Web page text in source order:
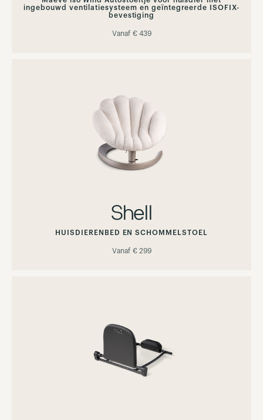
ingebouwd ventilatiesysteem en geïntegreerde ISOFIX-
bevestiging
Vanaf € 439
Shell
HUISDIERENBED EN SCHOMMELSTOEL
Vanaf € 299